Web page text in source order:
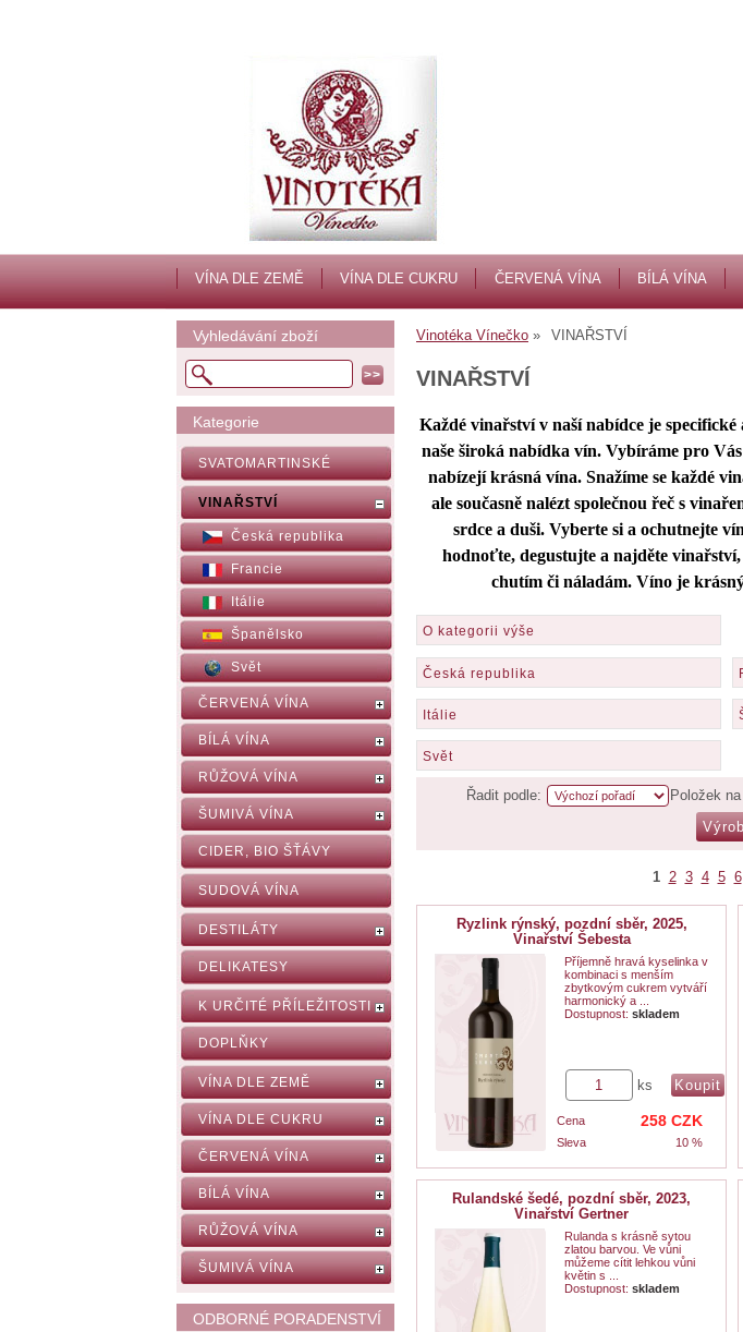
VÍNA DLE ZEMĚ VÍNA DLE CUKRU ČERVENÁ VÍNA BÍLÁ VÍNA
Vinotéka Vínečko VINAŘSTVÍ
VINAŘSTVÍ
Každé vinařství v naší nabídce je
naše široká nabídka vín. Vybíráme pro
nabízejí krásná vína. Snažíme se každé
ale současně nalézt společnou řeč s
srdce a duši. Vyberte si a ochutnejte
hodnoťte, degustujte a najděte
chutím či náladám. Víno je
O kategorii výše
Česká republika
Itálie
Svět
Řadit podle: Položek
1 2 3 4 5 6
Ryzlink rýnský, pozdní sběr, 2025,
Vinařství Šebesta
Příjemně hravá kyselinka v
kombinaci s menším
zbytkovým cukrem vytváří
harmonický a ...
Dostupnost: skladem
ks
Cena 258 CZK
Sleva 10 %
Rulandské šedé, pozdní sběr, 2023,
Vinařství Gertner
Rulanda s krásně sytou
zlatou barvou. Ve vůni
můžeme cítit lehkou vůni
květin s ...
Dostupnost: skladem
Vyhledávání zboží
Kategorie
SVATOMARTINSKÉ
VINAŘSTVÍ
Česká republika
Francie
Itálie
Španělsko
Svět
ČERVENÁ VÍNA
BÍLÁ VÍNA
RŮŽOVÁ VÍNA
ŠUMIVÁ VÍNA
CIDER, BIO ŠŤÁVY
SUDOVÁ VÍNA
DESTILÁTY
DELIKATESY
K URČITÉ PŘÍLEŽITOSTI
DOPLŇKY
VÍNA DLE ZEMĚ
VÍNA DLE CUKRU
ČERVENÁ VÍNA
BÍLÁ VÍNA
RŮŽOVÁ VÍNA
ŠUMIVÁ VÍNA
ODBORNÉ PORADENSTVÍ